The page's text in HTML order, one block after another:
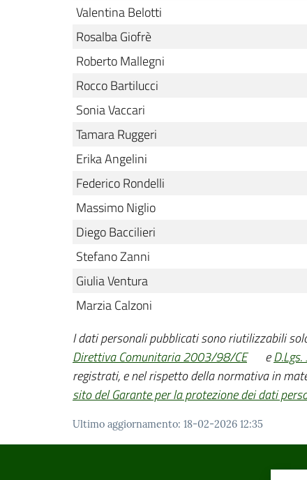
Valentina Belotti
Rosalba Giofrè
Roberto Mallegni
Rocco Bartilucci
Sonia Vaccari
Tamara Ruggeri
Erika Angelini
Federico Rondelli
Massimo Niglio
Diego Baccilieri
Stefano Zanni
Giulia Ventura
Marzia Calzoni
I dati personali pubblicati sono riutilizzabili
Direttiva Comunitaria 2003/98/CE
e
registrati, e nel rispetto della normativa in
sito del Garante per la protezione dei dati
Ultimo aggiornamento: 18-02-2026 12:35